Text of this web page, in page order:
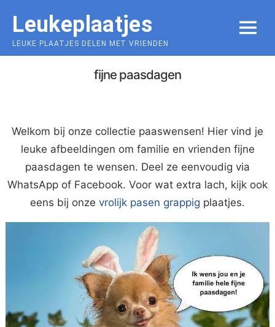
content
Leukeplaatjes
LEUKE PLAATJES DELEN MET VRIENDEN
MENU
fijne paasdagen
Welkom bij onze collectie paaswensen! Hier vind je
leuke afbeeldingen om familie en vrienden fijne
paasdagen te wensen. Deel ze eenvoudig via
WhatsApp of Facebook. Voor wat extra lach, kijk ook
eens bij onze vrolijk pasen grappig plaatjes.